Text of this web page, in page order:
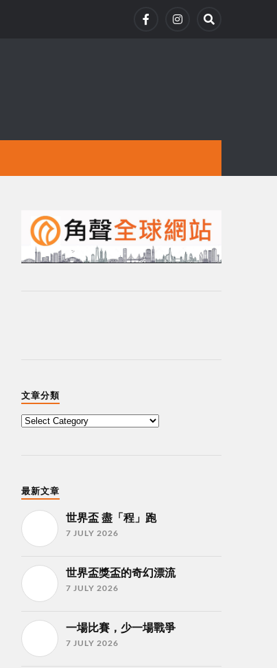
文章分類
最新文章
世界盃 盡「程」跑
7 JULY 2026
世界盃獎盃的奇幻漂流
7 JULY 2026
一場比賽，少一場戰爭
7 JULY 2026